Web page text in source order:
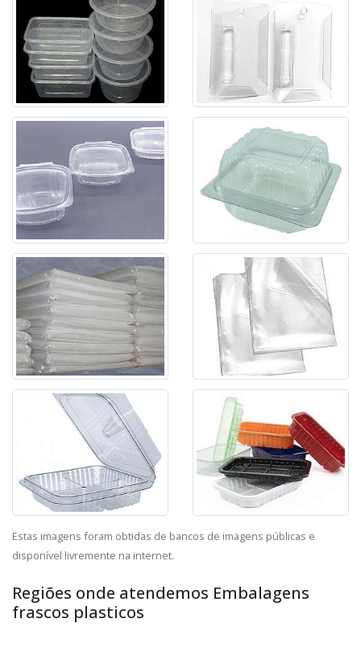
Estas imagens foram obtidas de bancos de imagens públicas e
disponível livremente na internet.
Regiões onde atendemos Embalagens
frascos plasticos